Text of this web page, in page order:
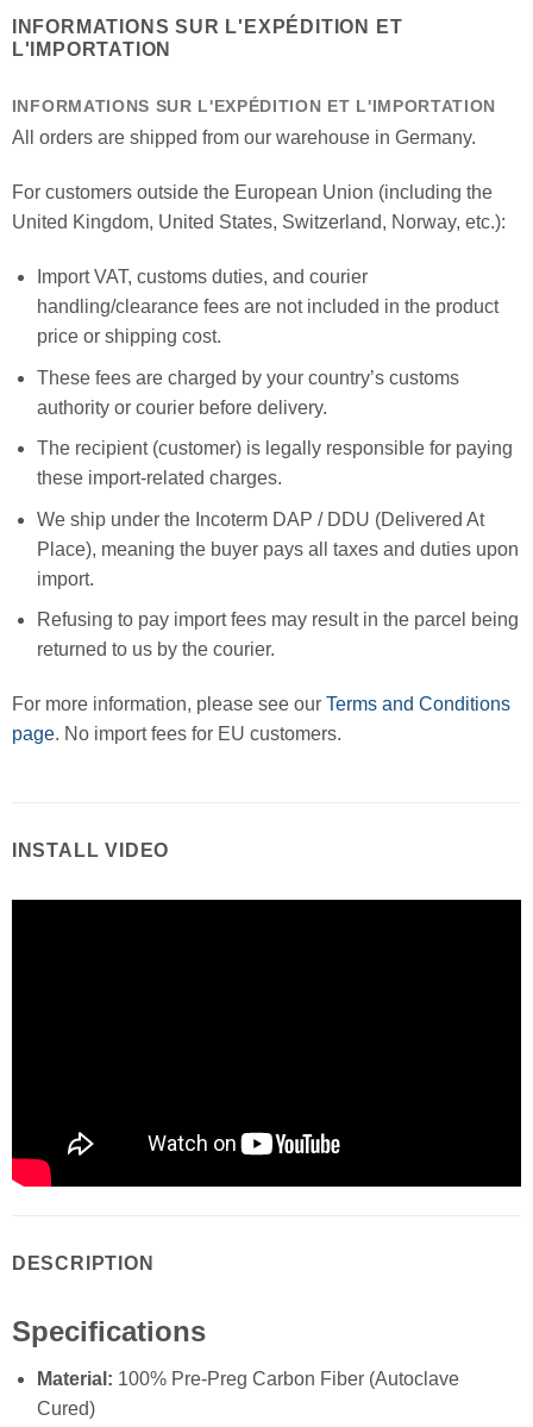
INFORMATIONS SUR L'EXPÉDITION ET
L'IMPORTATION
INFORMATIONS SUR L'EXPÉDITION ET L'IMPORTATION
All orders are shipped from our warehouse in Germany.
For customers outside the European Union (including the
United Kingdom, United States, Switzerland, Norway, etc.):
Import VAT, customs duties, and courier
handling/clearance fees are not included in the product
price or shipping cost.
These fees are charged by your country’s customs
authority or courier before delivery.
The recipient (customer) is legally responsible for paying
these import-related charges.
We ship under the Incoterm DAP / DDU (Delivered At
Place), meaning the buyer pays all taxes and duties upon
import.
Refusing to pay import fees may result in the parcel being
returned to us by the courier.
For more information, please see our Terms and Conditions
page. No import fees for EU customers.
INSTALL VIDEO
DESCRIPTION
Specifications
Material: 100% Pre-Preg Carbon Fiber (Autoclave
Cured)